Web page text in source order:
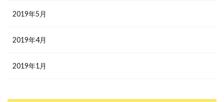
2019年5月
2019年4月
2019年1月